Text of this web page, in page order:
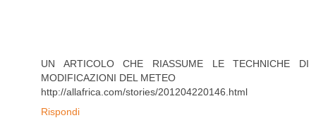
UN ARTICOLO CHE RIASSUME LE TECHNICHE DI
MODIFICAZIONI DEL METEO
http://allafrica.com/stories/201204220146.html
Rispondi